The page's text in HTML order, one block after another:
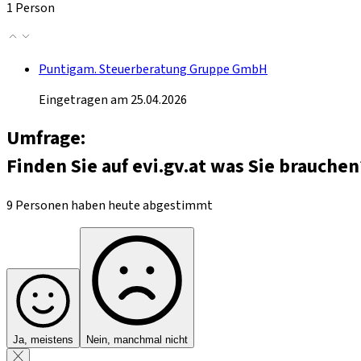
1 Person
Puntigam. Steuerberatung Gruppe GmbH
Eingetragen am 25.04.2026
Umfrage:
Finden Sie auf evi.gv.at was Sie
9 Personen haben heute abgestimmt
Ja, meistens Nein, manchmal nicht